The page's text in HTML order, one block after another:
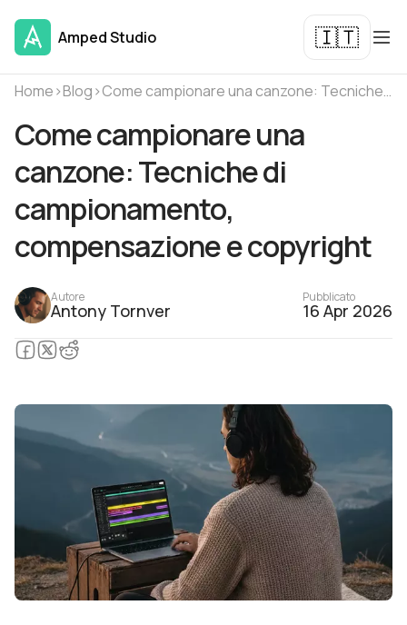
Amped Studio 🇮🇹
Home›Blog› Come campionare una canzone: Tecniche di campionamento, compensazione e copyright
Come campionare una
canzone: Tecniche di
campionamento,
compensazione e copyright
Autore
Antony Tornver
Pubblicato
16 Apr 2026